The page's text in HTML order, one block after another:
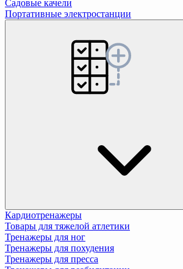
Садовые качели
Портативные электростанции
Кардиотренажеры
Товары для тяжелой атлетики
Тренажеры для ног
Тренажеры для похудения
Тренажеры для пресса